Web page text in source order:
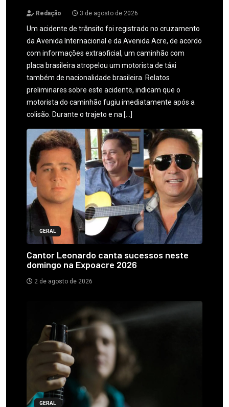
Redação 3 de agosto de 2026
Um acidente de trânsito foi registrado no cruzamento
da Avenida Internacional e da Avenida Acre, de acordo
com informações extraoficial, um caminhão com
placa brasileira atropelou um motorista de táxi
também de nacionalidade brasileira. Relatos
preliminares sobre este acidente, indicam que o
motorista do caminhão fugiu imediatamente após a
colisão. Durante o trajeto e na […]
GERAL
Cantor Leonardo canta sucessos neste
domingo na Expoacre 2026
2 de agosto de 2026
GERAL